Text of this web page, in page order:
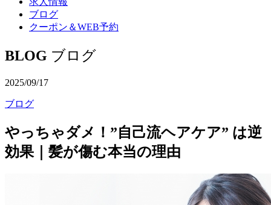
ブログ
クーポン＆WEB予約
BLOG ブログ
2025/09/17
ブログ
やっちゃダメ！”自己流ヘアケア” は逆
効果｜髪が傷む本当の理由